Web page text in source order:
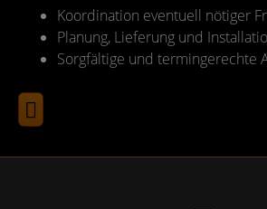
Koordination eventuell nötiger
Planung, Lieferung und
Sorgfältige und termingerechte